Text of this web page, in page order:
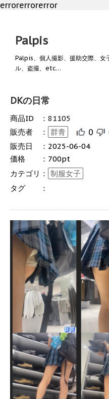
errorerrorerror
Palpis
Palpis、個人撮影、援助交際、女
ル、盗撮、etc…
DKの日常
商品ID ： 81105
販売者
： 群青 0
販売日 ： 2025-06-04
価格
： 700pt
カテゴリ ： 制服女子
タグ
：